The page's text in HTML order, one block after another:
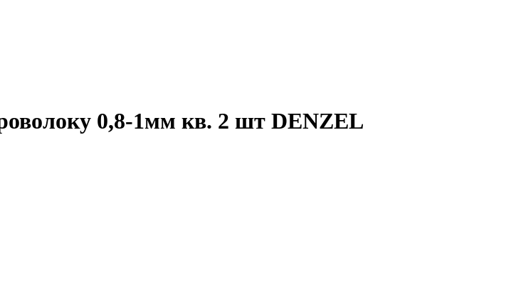
0,8-1мм кв. 2 шт DENZEL